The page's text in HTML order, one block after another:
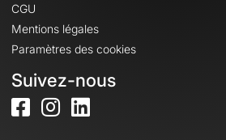
CGU
Mentions légales
Paramètres des cookies
Suivez-nous